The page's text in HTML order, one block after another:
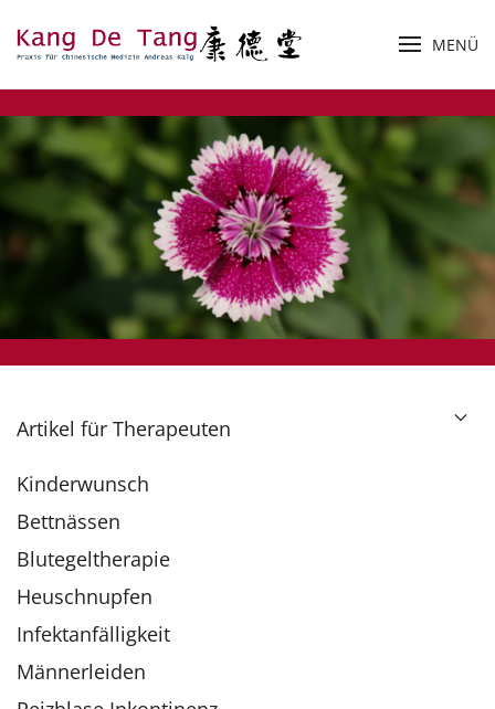
Zum Hauptinhalt springen
MENÜ
Artikel für Therapeuten
Kinderwunsch
Bettnässen
Blutegeltherapie
Heuschnupfen
Infektanfälligkeit
Männerleiden